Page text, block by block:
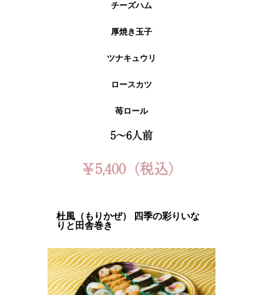
チーズハム
厚焼き玉子
ツナキュウリ
ロースカツ
苺ロール
5～6人前
￥5,400（税込）
杜風（もりかぜ） 四季の彩りいな
りと田舎巻き